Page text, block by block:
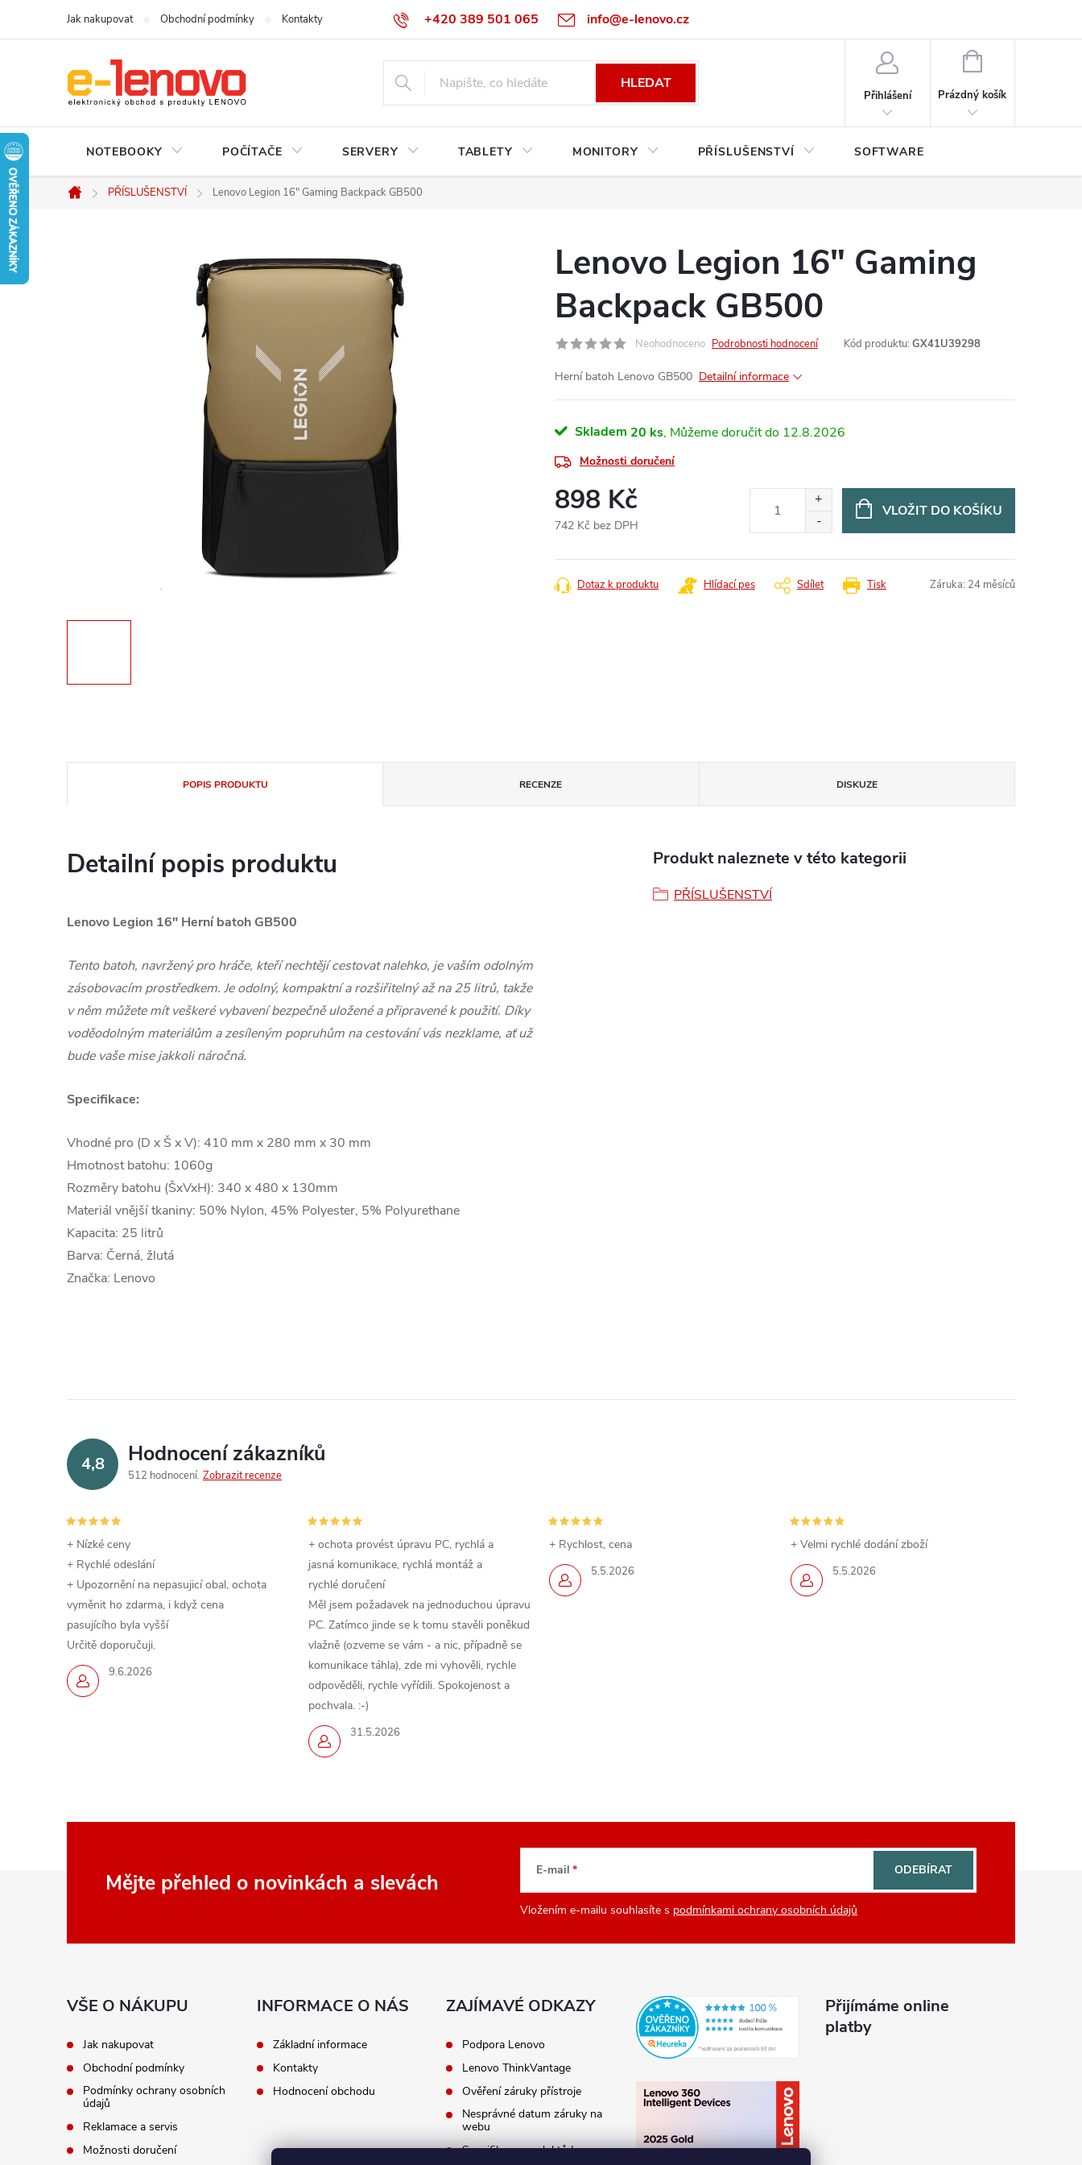
+420 389 501 065 info@e-lenovo.cz
Jak nakupovat Obchodní podmínky Kontakty
HLEDAT
Přihlášení
NÁKUPNÍ
Prázdný košík
NOTEBOOKY POČÍTAČE SERVERY TABLETY MONITORY PŘÍSLUŠENSTVÍ SOFTWARE
Domů
PŘÍSLUŠENSTVÍ Lenovo Legion 16" Gaming Backpack GB500
Lenovo Legion 16" Gaming
Backpack GB500
Neohodnoceno Podrobnosti hodnocení Kód produktu: GX41U39298
Herní batoh Lenovo GB500 Detailní informace
Skladem 20 ks 12.8.2026
Možnosti doručení
898 Kč
742 Kč bez DPH
cena:
VLOŽIT DO KOŠÍKU
Tisk
Dotaz k produktu Hlídací pes Sdílet Záruka: 24 měsíců
POPIS PRODUKTU RECENZE DISKUZE
Detailní popis produktu
Lenovo Legion 16" Herní batoh GB500
Tento batoh, navržený pro hráče, kteří nechtějí cestovat nalehko, je vaším odolným
zásobovacím prostředkem. Je odolný, kompaktní a rozšiřitelný až na 25 litrů, takže
v něm můžete mít veškeré vybavení bezpečně uložené a připravené k použití. Díky
voděodolným materiálům a zesíleným popruhům na cestování vás nezklame, ať už
bude vaše mise jakkoli náročná.
Specifikace:
Vhodné pro (D x Š x V): 410 mm x 280 mm x 30 mm
Hmotnost batohu: 1060g
Rozměry batohu (ŠxVxH): 340 x 480 x 130mm
Materiál vnější tkaniny: 50% Nylon, 45% Polyester, 5% Polyurethane
Kapacita: 25 litrů
Barva: Černá, žlutá
Značka: Lenovo
Produkt naleznete v této kategorii
PŘÍSLUŠENSTVÍ
4,8 Hodnocení zákazníků
512 hodnocení Zobrazit recenze
9.6.2026
+ Nízké ceny
+ Rychlé odeslání
+ Upozornění na nepasujicí obal, ochota
vyměnit ho zdarma, i když cena
pasujícího byla vyšší
Určitě doporučuji.
31.5.2026
+ ochota provést úpravu PC, rychlá a
jasná komunikace, rychlá montáž a
rychlé doručení
Měl jsem požadavek na jednoduchou úpravu
PC. Zatímco jinde se k tomu stavěli poněkud
vlažně (ozveme se vám - a nic, případně se
komunikace táhla), zde mi vyhověli, rychle
odpověděli, rychle vyřídili. Spokojenost a
pochvala. :-)
5.5.2026
+ Rychlost, cena
5.5.2026
+ Velmi rychlé dodání zboží
Mějte přehled o novinkách a slevách E-mail
Vložením e-mailu souhlasíte s podmínkami ochrany osobních údajů
ODEBÍRAT
VŠE O NÁKUPU
Jak nakupovat
Obchodní podmínky
Podmínky ochrany osobních
údajů
Reklamace a servis
Možnosti doručení
INFORMACE O NÁS
Základní informace
Kontakty
Hodnocení obchodu
ZAJÍMAVÉ ODKAZY
Podpora Lenovo
Lenovo ThinkVantage
Ověření záruky přístroje
Nesprávné datum záruky na
webu
Specifikace produktů Lenovo
Přijímáme online
platby